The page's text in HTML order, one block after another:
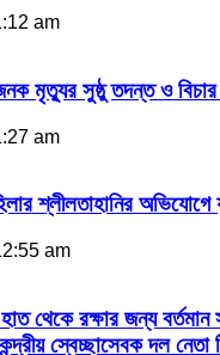
am
মৃত্যুর সুষ্ঠু তদন্ত ও বিচার
am
শ্লীলতাহানির
am
থেকে রক্ষার জন্য বর্তমান
স্বেচ্ছাসেবক দল নেতা